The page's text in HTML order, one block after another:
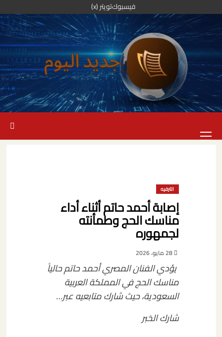
إلى
المحتوى
فيسبوكتويتر (x)
الرئيسية
الترفيه
إصابة أحمد حاتم أثناء أداء
مناسك الحج وطمأنته
لجمهوره
28 مايو، 2026
يؤدي الفنان المصري أحمد حاتم حالياً
مناسك الحج في المملكة العربية
السعودية، حيث شارك متابعيه عبر…
شارك الخبر